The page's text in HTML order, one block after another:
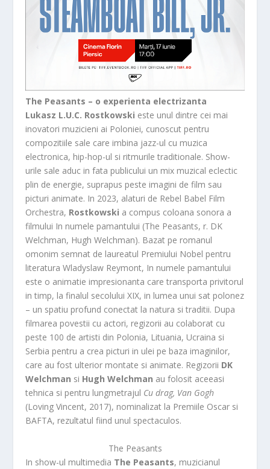
The Peasants – o experienta electrizanta
Lukasz L.U.C. Rostkowski este unul dintre cei mai
inovatori muzicieni ai Poloniei, cunoscut pentru
compozitiile sale care imbina jazz-ul cu muzica
electronica, hip-hop-ul si ritmurile traditionale. Show-
urile sale aduc in fata publicului un mix muzical eclectic
plin de energie, suprapus peste imagini de film sau
picturi animate. In 2023, alaturi de Rebel Babel Film
Orchestra, Rostkowski a compus coloana sonora a
filmului In numele pamantului (The Peasants, r. DK
Welchman, Hugh Welchman). Bazat pe romanul
omonim semnat de laureatul Premiului Nobel pentru
literatura Wladyslaw Reymont, In numele pamantului
este o animatie impresionanta care transporta privitorul
in timp, la finalul secolului XIX, in lumea unui sat polonez
– un spatiu profund conectat la natura si traditii. Dupa
filmarea povestii cu actori, regizorii au colaborat cu
peste 100 de artisti din Polonia, Lituania, Ucraina si
Serbia pentru a crea picturi in ulei pe baza imaginilor,
care au fost ulterior montate si animate. Regizorii DK
Welchman si Hugh Welchman au folosit aceeasi
tehnica si pentru lungmetrajul Cu drag, Van Gogh
(Loving Vincent, 2017), nominalizat la Premiile Oscar si
BAFTA, rezultatul fiind unul spectaculos.
The Peasants
In show-ul multimedia The Peasants, muzicianul